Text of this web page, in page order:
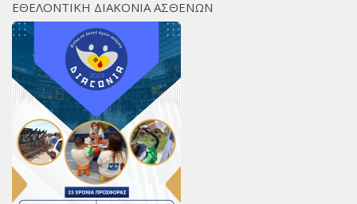
ΕΘΕΛΟΝΤΙΚΗ ΔΙΑΚΟΝΙΑ ΑΣΘΕΝΩΝ